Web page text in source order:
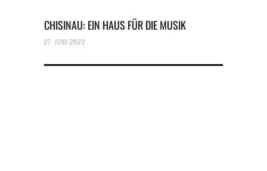
CHISINAU: EIN HAUS FÜR DIE MUSIK
27. JUNI 2023